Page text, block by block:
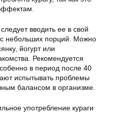
вводить ее в свой
небольших порций. Можно
йогурт или
Рекомендуется
в период после 40
испытывать проблемы
балансом в организме.
употребление кураги